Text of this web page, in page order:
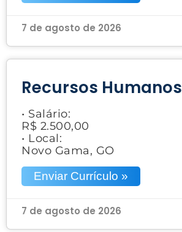
7 de agosto de 2026
Recursos Humanos
• Salário:
R$ 2.500,00
• Local:
Novo Gama, GO
Enviar Currículo »
7 de agosto de 2026